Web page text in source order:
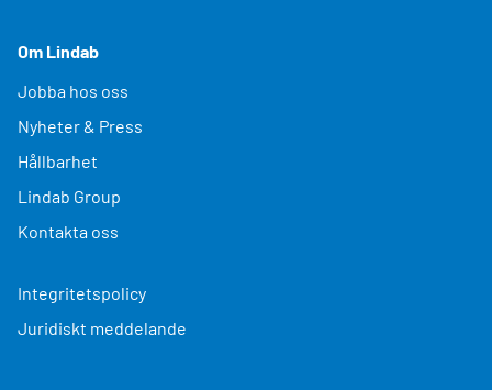
Om Lindab
Jobba hos oss
Nyheter & Press
Hållbarhet
Lindab Group
Kontakta oss
Integritetspolicy
Juridiskt meddelande